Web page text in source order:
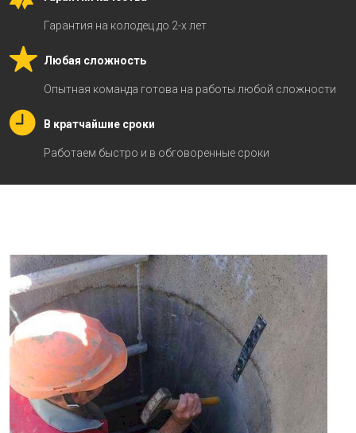
Гарантия на колодец до 2-х лет
Любая сложность
Опытная команда готова на работы любой сложности
В кратчайшие сроки
Работаем быстро и в обговоренные сроки